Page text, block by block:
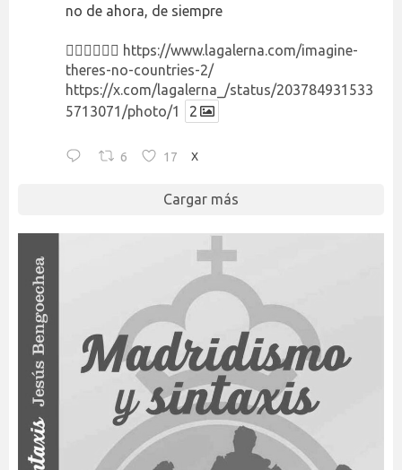
no de ahora, de siempre
👉🏻👉🏻👉🏻 https://www.lagalerna.com/imagine-
theres-no-countries-2/
https://x.com/lagalerna_/status/203784931533
5713071/photo/1
2
6 17 X
Cargar más